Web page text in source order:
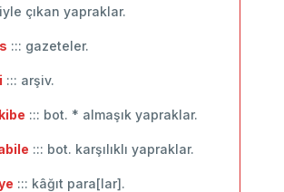
çıkan yapraklar.
::: gazeteler.
::: arşiv.
::: bot. * almaşık yapraklar.
::: bot. karşılıklı yapraklar.
::: kâğıt para[lar].